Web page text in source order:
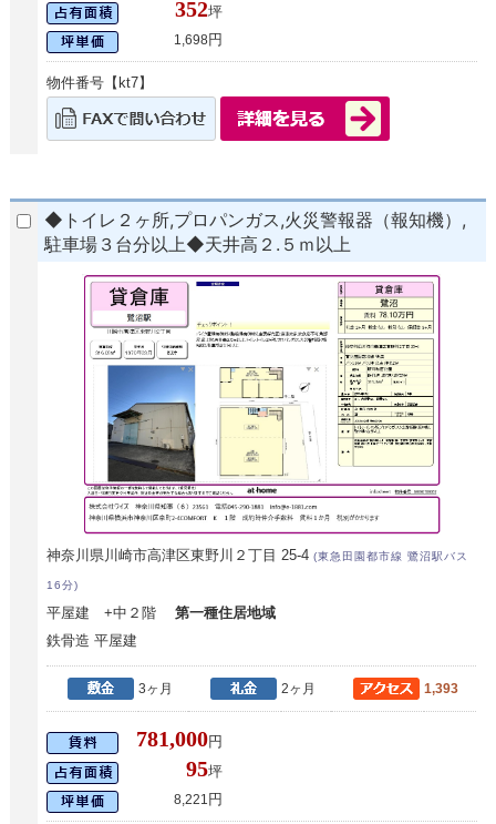
352坪
1,698円
物件番号【kt7】
◆トイレ２ヶ所,プロパンガス,火災警報器（報知機）,
駐車場３台分以上◆天井高２.５ｍ以上
神奈川県川崎市高津区東野川２丁目 25-4(東急田園都市線 鷺沼駅バス
16分)
平屋建 +中２階第一種住居地域
鉄骨造 平屋建
3ヶ月 2ヶ月 1,393
781,000円
95坪
8,221 円